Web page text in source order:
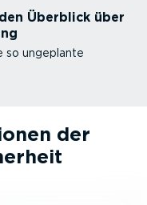
Überblick über
so ungeplante
der